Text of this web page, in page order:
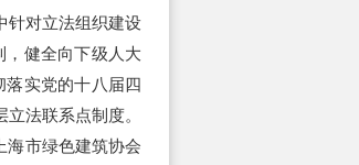
针对立法组织建设
，健全向下级人大
落实党的十八届四
法联系点制度。
海市绿色建筑协会